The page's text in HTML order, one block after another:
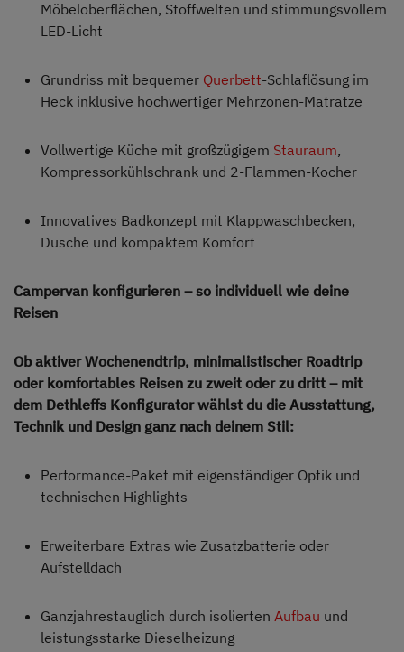
Möbeloberflächen, Stoffwelten und stimmungsvollem
LED-Licht
Grundriss mit bequemer Querbett-Schlaflösung im
Heck inklusive hochwertiger Mehrzonen-Matratze
Vollwertige Küche mit großzügigem Stauraum,
Kompressorkühlschrank und 2-Flammen-Kocher
Innovatives Badkonzept mit Klappwaschbecken,
Dusche und kompaktem Komfort
Campervan konfigurieren – so individuell wie deine
Reisen
Ob aktiver Wochenendtrip, minimalistischer Roadtrip
oder komfortables Reisen zu zweit oder zu dritt – mit
dem Dethleffs Konfigurator wählst du die Ausstattung,
Technik und Design ganz nach deinem Stil:
Performance-Paket mit eigenständiger Optik und
technischen Highlights
Erweiterbare Extras wie Zusatzbatterie oder
Aufstelldach
Ganzjahrestauglich durch isolierten Aufbau und
leistungsstarke Dieselheizung